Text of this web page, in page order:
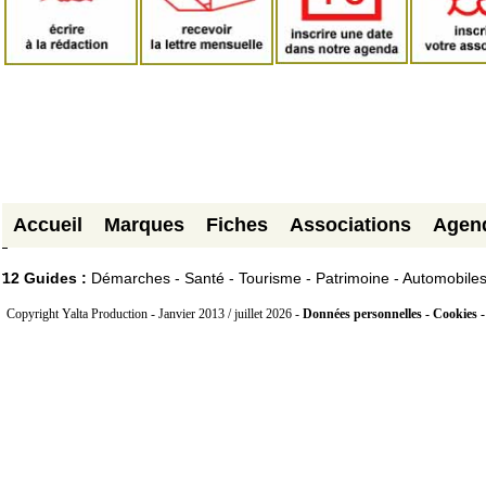
Accueil Marques Fiches Associations
12 Guides : Démarches - Santé - Tourisme - Patrimoine - Automobiles
Copyright Yalta Production - Janvier 2013 / juillet 2026 - Données personnelles - Cookies